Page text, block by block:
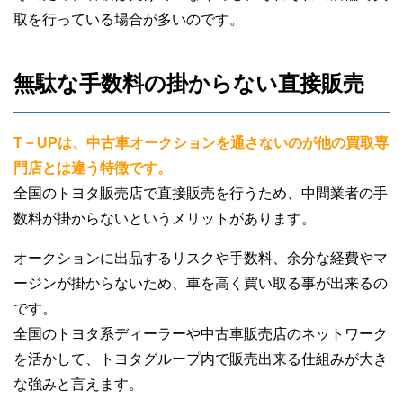
取を行っている場合が多いのです。
無駄な手数料の掛からない直接販売
T－UPは、中古車オークションを通さないのが他の買取専
門店とは違う特徴です。
全国のトヨタ販売店で直接販売を行うため、中間業者の手
数料が掛からないというメリットがあります。
オークションに出品するリスクや手数料、余分な経費やマ
ージンが掛からないため、車を高く買い取る事が出来るの
です。
全国のトヨタ系ディーラーや中古車販売店のネットワーク
を活かして、トヨタグループ内で販売出来る仕組みが大き
な強みと言えます。